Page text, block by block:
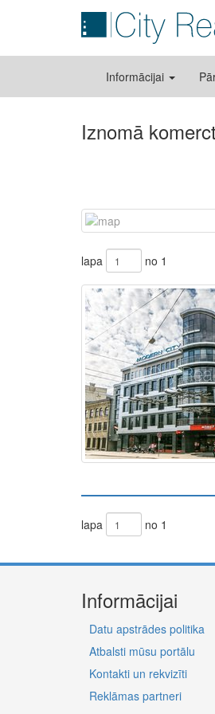
Informācijai
Iznomā
lapa no 1
lapa no 1
Informācijai
Datu apstrādes politika
Atbalsti mūsu portālu
Kontakti un rekvizīti
Reklāmas partneri